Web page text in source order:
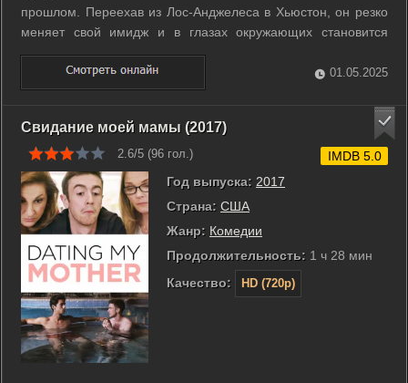
прошлом. Переехав из Лос-Анджелеса в Хьюстон, он резко
меняет свой имидж и в глазах окружающих становится
обыкновенным гражданином, которого трудно заподозрить в
чём-либо криминальном. Однако судьба готовит очередной,
самый неожиданный ...
01.05.2025
Свидание моей мамы (2017)
2.6/5 (96 гол.)
Год выпуска: 2017
Страна: США
Жанр: Комедии
Продолжительность: 1 ч 28 мин
Качество:
HD (720p)
IMDB 5.0